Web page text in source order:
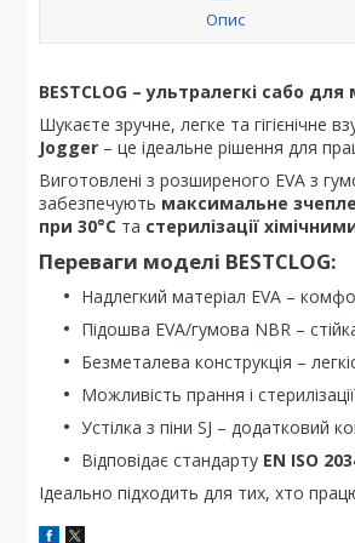
Опис
BESTCLOG – ультралегкі сабо
Шукаєте зручне, легке та
Jogger – це ідеальне рішення для
Виготовлені з розширеного EVA з
забезпечують максимальне
при 30°C та стерилізації
Переваги моделі BESTCLOG:
Надлегкий матеріал EVA –
Підошва EVA/гумова NBR –
Безметалева конструкція –
Можливість прання і
Устілка з піни SJ – додатковий
Відповідає стандарту EN ISO
Ідеально підходить для тих, хто